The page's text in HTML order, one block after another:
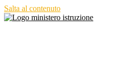
Salta al contenuto